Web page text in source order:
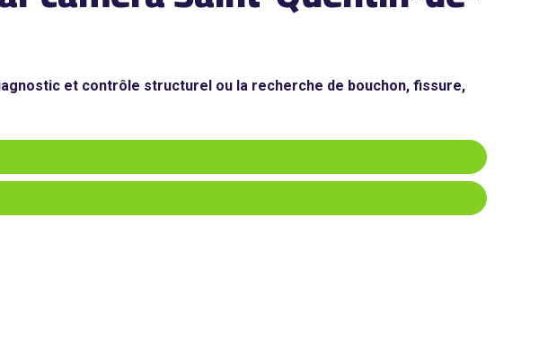
et contrôle structurel ou la recherche de bouchon, fissure,